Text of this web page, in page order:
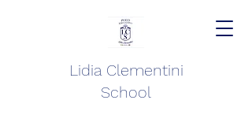
Lidia Clementini
School